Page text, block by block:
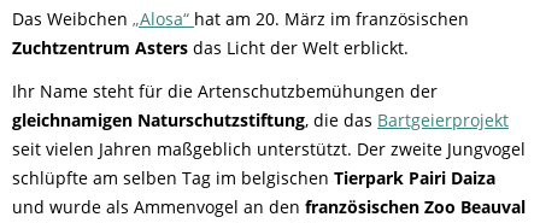
Das Weibchen „Alosa“ hat am 20. März im französischen
Zuchtzentrum Asters das Licht der Welt erblickt.
Ihr Name steht für die Artenschutzbemühungen der
gleichnamigen Naturschutzstiftung, die das Bartgeierprojekt
seit vielen Jahren maßgeblich unterstützt. Der zweite Jungvogel
schlüpfte am selben Tag im belgischen Tierpark Pairi Daiza
und wurde als Ammenvogel an den französischen Zoo Beauval